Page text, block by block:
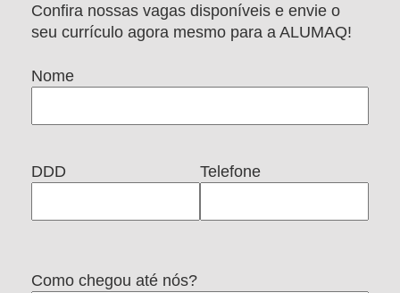
Confira nossas vagas disponíveis e envie o
seu currículo agora mesmo para a ALUMAQ!
Nome
DDD Telefone
Como chegou até nós?